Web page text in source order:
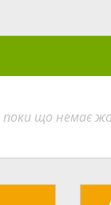
поки що немає